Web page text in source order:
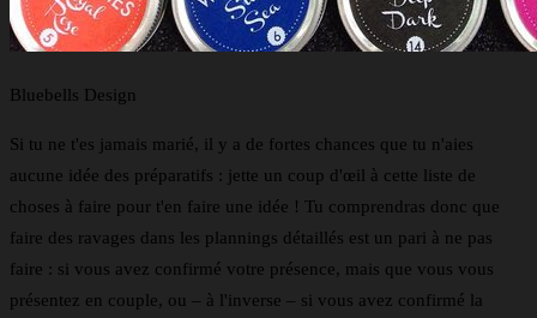
Bluebells Design
Si tu ne t'es jamais marié, il y a de fortes chances que tu n'aies
aucune idée des préparatifs : jette un coup d'œil à cette liste de
choses à faire pour t'en faire une idée ! Tu comprendras donc que
faire des ravages dans les plannings détaillés est un pari à ne pas
faire : si vous avez confirmé votre présence, mais que vous vous
présentez en couple, ou – à l'inverse – si vous avez confirmé la